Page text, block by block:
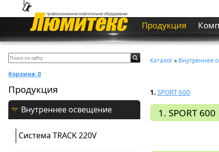
Продукция
Корзина:0
Продукция
Внутреннее освещение
Система ТRACK 220V
Каталог» Внутреннее
1. SPORT 600
1. SPORT 600